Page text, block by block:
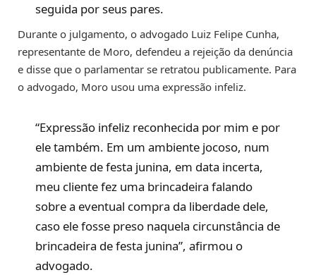
seguida por seus pares.
Durante o julgamento, o advogado Luiz Felipe Cunha,
representante de Moro, defendeu a rejeição da denúncia
e disse que o parlamentar se retratou publicamente. Para
o advogado, Moro usou uma expressão infeliz.
“Expressão infeliz reconhecida por mim e por
ele também. Em um ambiente jocoso, num
ambiente de festa junina, em data incerta,
meu cliente fez uma brincadeira falando
sobre a eventual compra da liberdade dele,
caso ele fosse preso naquela circunstância de
brincadeira de festa junina”, afirmou o
advogado.